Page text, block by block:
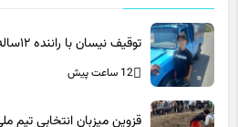
12 ساعت پیش
12 ساعت پیش